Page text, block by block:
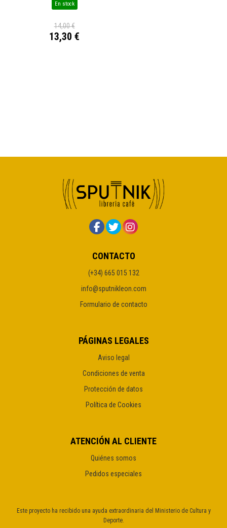
En stock
14,00 €
13,30 €
CONTACTO
(+34) 665 015 132
info@sputnikleon.com
Formulario de contacto
PÁGINAS LEGALES
Aviso legal
Condiciones de venta
Protección de datos
Política de Cookies
ATENCIÓN AL CLIENTE
Quiénes somos
Pedidos especiales
Este proyecto ha recibido una ayuda extraordinaria del Ministerio de Cultura y
Deporte.